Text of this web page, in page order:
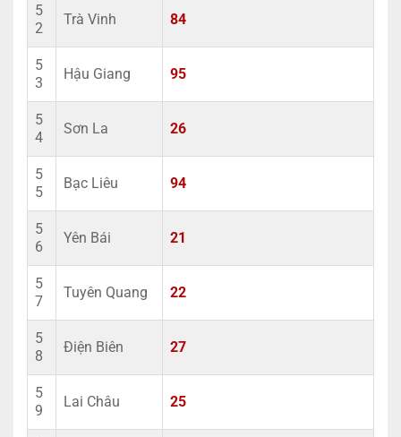
5
2
Trà Vinh 84
5
3
Hậu Giang 95
5
4
Sơn La 26
5
5
Bạc Liêu 94
5
6
Yên Bái 21
5
7
Tuyên Quang 22
5
8
Điện Biên 27
5
9
Lai Châu 25